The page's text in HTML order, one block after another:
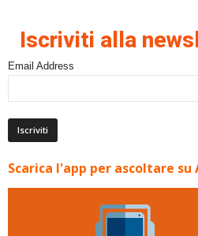
Iscriviti alla
Email Address
Scarica l'app per ascoltare su